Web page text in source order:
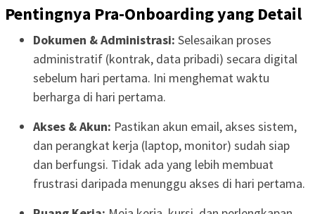
Pentingnya Pra-Onboarding yang Detail
Dokumen & Administrasi: Selesaikan proses
administratif (kontrak, data pribadi) secara digital
sebelum hari pertama. Ini menghemat waktu
berharga di hari pertama.
Akses & Akun: Pastikan akun email, akses sistem,
dan perangkat kerja (laptop, monitor) sudah siap
dan berfungsi. Tidak ada yang lebih membuat
frustrasi daripada menunggu akses di hari pertama.